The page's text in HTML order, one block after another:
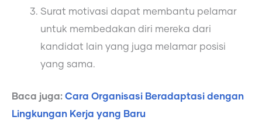
Surat motivasi dapat membantu pelamar
untuk membedakan diri mereka dari
kandidat lain yang juga melamar posisi
yang sama.
Baca juga: Cara Organisasi Beradaptasi dengan
Lingkungan Kerja yang Baru